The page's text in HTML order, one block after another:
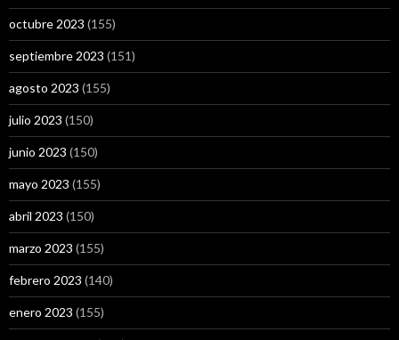
octubre 2023 (155)
septiembre 2023 (151)
agosto 2023 (155)
julio 2023 (150)
junio 2023 (150)
mayo 2023 (155)
abril 2023 (150)
marzo 2023 (155)
febrero 2023 (140)
enero 2023 (155)